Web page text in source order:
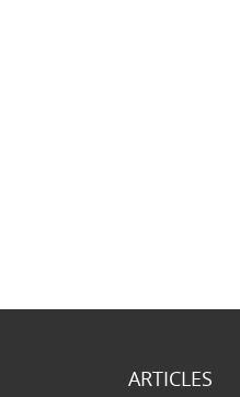
ARTICLES